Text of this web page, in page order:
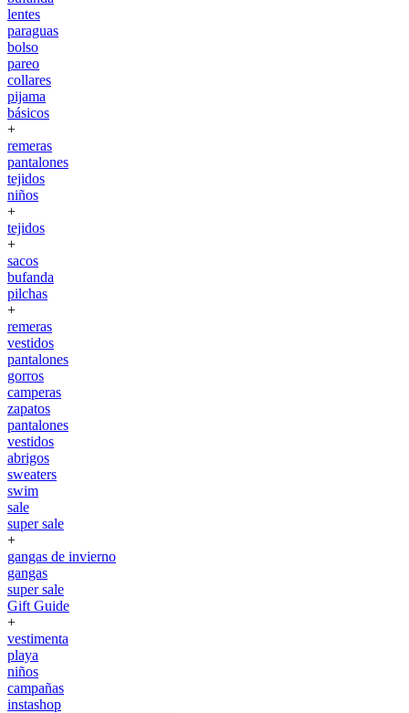
lentes
paraguas
bolso
pareo
collares
pijama
básicos
+
remeras
pantalones
tejidos
niños
+
tejidos
+
sacos
bufanda
pilchas
+
remeras
vestidos
pantalones
gorros
camperas
zapatos
pantalones
vestidos
abrigos
sweaters
swim
sale
super sale
+
gangas de invierno
gangas
super sale
Gift Guide
+
vestimenta
playa
niños
campañas
instashop